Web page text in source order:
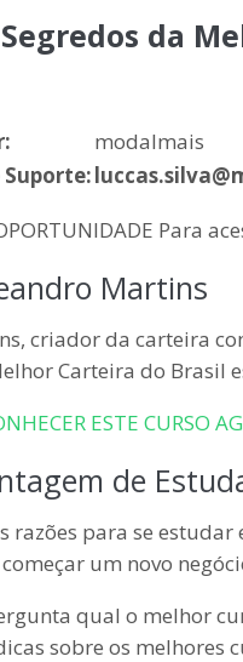
da
modalmais
Suporte:
Para
Martins
criador da carteira
Carteira do Brasil
ESTE CURSO
de
razões para se
um novo
qual o melhor
sobre os melhores